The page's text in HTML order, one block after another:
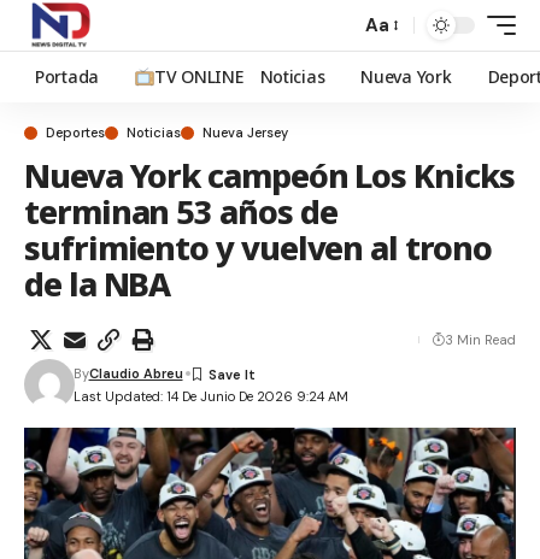
Aa
Portada TV ONLINE Noticias Nueva York
Deportes Noticias Nueva Jersey
Nueva York campeón Los Knicks
terminan 53 años de
sufrimiento y vuelven al trono
de la NBA
Last Updated: 14 De Junio De 2026 9:24 AM
ByClaudio Abreu
3 Min Read